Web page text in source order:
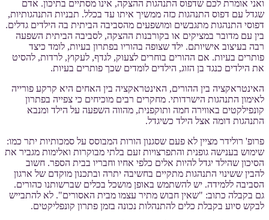
ואני אומרת לכם שדפוס התנהגות ההצקה, אינו מסתיים בתיכון. אדם
שגדל עם דפוס התנהגות כזה ממשיך איתו עד בכלל. תבניות התנהגותיות,
דפוסי התנהגות מתגבשים ומושפעים מהסביבה הביתית בה הילדים גדלים.
בין עם מדובר במציקים או בקורבנות ההצקה, לסביבה הביתית השפעה
רבה בעיצוב אישיותם. ילד שצופה בהוריו בפתרון בעיות, לומד כיצד
פותרים בעיות. אם ההורים בוחרים לצעוק, לגדף, לעקוץ, לרדות, להסיט
את הילדים כנגד בן הזוג, הילדים לומדים שכך פותרים בעיות.
האינטראקציה בין ההורים, האינטראקציה בין האחים היא קרקע פורייה
לאימון התנהגות הישרדותי. מחקרים רבים מוכיחים כי צפייה בפתרון
קונפילקטים באווירה חמה ותוקפנית, מהווה השפעה על הילד ומנבא
התנהגות דומה אצל הילד כשיגדל.
פרופ' רולידר מציין לא פעם שסגנון הורות המבוסס על סמכותיות יתר כמו:
שימוש בענישה גופנית והתפרצויות זעם בלתי מבוקרות ואלימות מגביר את
הסיכון שהילד יגדל להיות אלים כלפי אחיו וחבריו בבית הספר. חשוב
להבין ששינוי התנהגות מתקיים בחשיבה יתרה ובתכנון מוקדם של ארגון
הסביבה ללמידה. יש להשתמש באופן מושכל בכלים שברשותנו כהורים.
גם בקבלה כתוב: "שאין חבוש מתיר עצמו מבית האסורים". לא להתבייש
לבקש סיוע בקבלת כלים להתנהלות נכונה בזמן פתרון קונפליקטים.